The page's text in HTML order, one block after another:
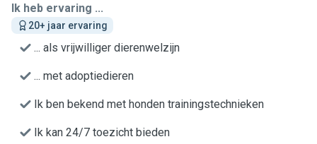
Ik heb ervaring ...
20+ jaar ervaring
... als vrijwilliger dierenwelzijn
... met adoptiedieren
Ik ben bekend met honden trainingstechnieken
Ik kan 24/7 toezicht bieden